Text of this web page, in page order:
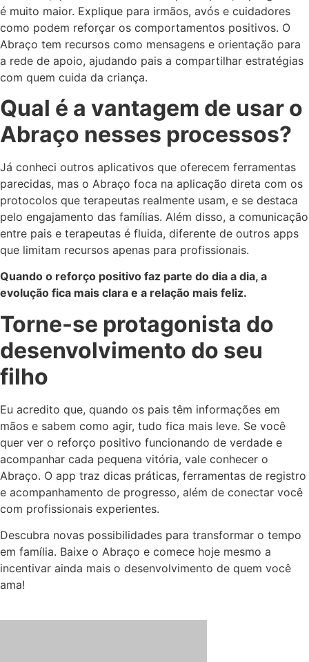
é muito maior. Explique para irmãos, avós e cuidadores
como podem reforçar os comportamentos positivos. O
Abraço tem recursos como mensagens e orientação para
a rede de apoio, ajudando pais a compartilhar estratégias
com quem cuida da criança.
Qual é a vantagem de usar o
Abraço nesses processos?
Já conheci outros aplicativos que oferecem ferramentas
parecidas, mas o Abraço foca na aplicação direta com os
protocolos que terapeutas realmente usam, e se destaca
pelo engajamento das famílias. Além disso, a comunicação
entre pais e terapeutas é fluida, diferente de outros apps
que limitam recursos apenas para profissionais.
Quando o reforço positivo faz parte do dia a dia, a
evolução fica mais clara e a relação mais feliz.
Torne-se protagonista do
desenvolvimento do seu
filho
Eu acredito que, quando os pais têm informações em
mãos e sabem como agir, tudo fica mais leve. Se você
quer ver o reforço positivo funcionando de verdade e
acompanhar cada pequena vitória, vale conhecer o
Abraço. O app traz dicas práticas, ferramentas de registro
e acompanhamento de progresso, além de conectar você
com profissionais experientes.
Descubra novas possibilidades para transformar o tempo
em família. Baixe o Abraço e comece hoje mesmo a
incentivar ainda mais o desenvolvimento de quem você
ama!